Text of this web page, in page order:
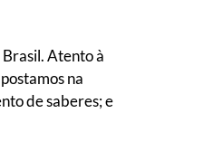
Atento à
na
de saberes; e